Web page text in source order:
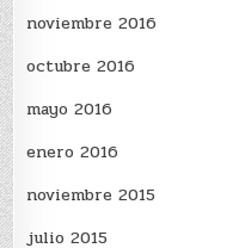
noviembre 2016
octubre 2016
mayo 2016
enero 2016
noviembre 2015
julio 2015